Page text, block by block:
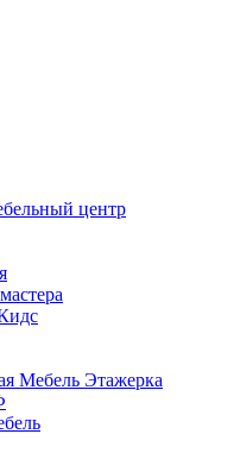
центр
Мебель Этажерка